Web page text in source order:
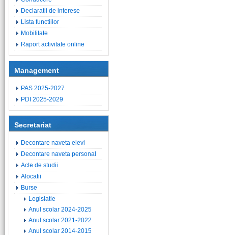
Declaratii de interese
Lista functiilor
Mobilitate
Raport activitate online
Management
PAS 2025-2027
PDI 2025-2029
Secretariat
Decontare naveta elevi
Decontare naveta personal
Acte de studii
Alocatii
Burse
Legislatie
Anul scolar 2024-2025
Anul scolar 2021-2022
Anul scolar 2014-2015